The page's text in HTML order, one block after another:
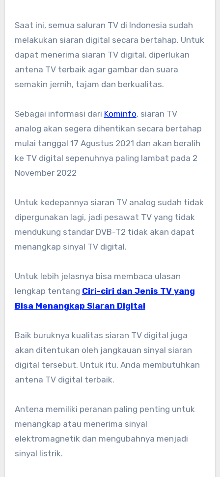
Saat ini, semua saluran TV di Indonesia sudah
melakukan siaran digital secara bertahap. Untuk
dapat menerima siaran TV digital, diperlukan
antena TV terbaik agar gambar dan suara
semakin jernih, tajam dan berkualitas.
Sebagai informasi dari Kominfo, siaran TV
analog akan segera dihentikan secara bertahap
mulai tanggal 17 Agustus 2021 dan akan beralih
ke TV digital sepenuhnya paling lambat pada 2
November 2022
Untuk kedepannya siaran TV analog sudah tidak
dipergunakan lagi, jadi pesawat TV yang tidak
mendukung standar DVB-T2 tidak akan dapat
menangkap sinyal TV digital.
Untuk lebih jelasnya bisa membaca ulasan
lengkap tentang Ciri-ciri dan Jenis TV yang
Bisa Menangkap Siaran Digital
Baik buruknya kualitas siaran TV digital juga
akan ditentukan oleh jangkauan sinyal siaran
digital tersebut. Untuk itu, Anda membutuhkan
antena TV digital terbaik.
Antena memiliki peranan paling penting untuk
menangkap atau menerima sinyal
elektromagnetik dan mengubahnya menjadi
sinyal listrik.